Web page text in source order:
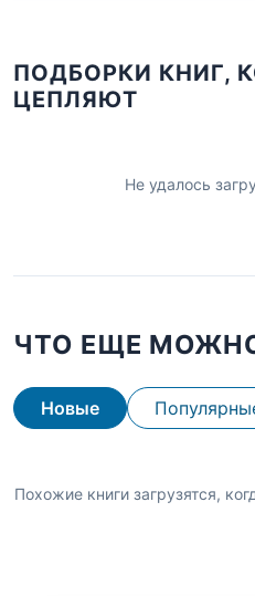
ПОДБОРКИ КНИГ,
ЦЕПЛЯЮТ
Не удалось
ЧТО ЕЩЕ
Новые
Похожие книги загрузятся,